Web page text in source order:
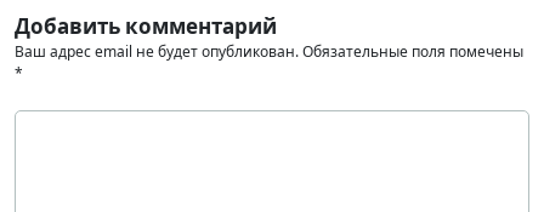
Добавить комментарий
Ваш адрес email не будет опубликован.Обязательные поля помечены
*